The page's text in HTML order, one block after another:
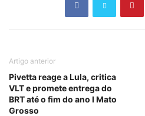
Artigo anterior
Pivetta reage a Lula, critica
VLT e promete entrega do
BRT até o fim do ano I Mato
Grosso